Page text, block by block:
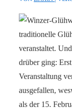
traditionelle
veranstaltet.
drüber ging:
Veranstaltung
ausgefallen,
als der 15.